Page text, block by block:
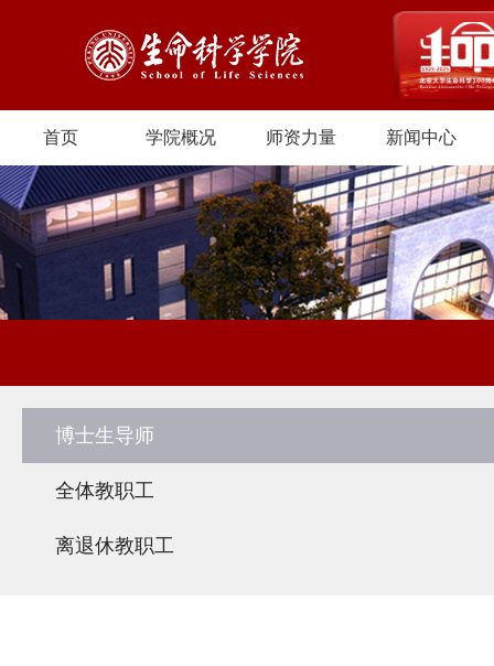
首页 学院概况 师资力量 新闻中心
博士生导师
全体教职工
离退休教职工